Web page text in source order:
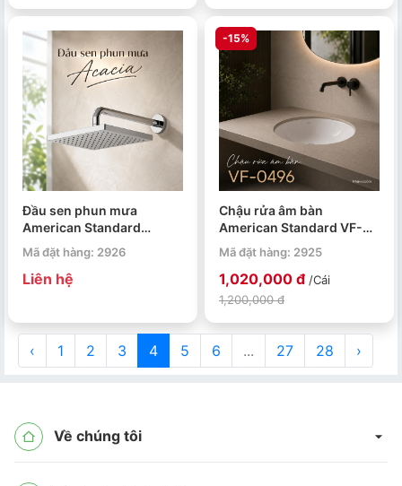
Đầu sen phun mưa
American Standard
Acacia WF-9052
Mã đặt hàng: 2926
Liên hệ
-15%
Chậu rửa âm bàn
American Standard VF-
0496 Ovalyn
Mã đặt hàng: 2925
1,020,000 đ /Cái
1,200,000 đ
‹ 1 2 3 4 5 6 ... 27 28 ›
Về chúng tôi